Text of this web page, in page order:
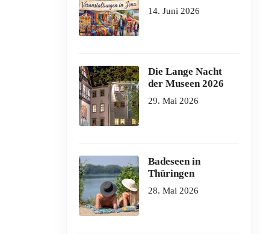
14. Juni 2026
Die Lange Nacht
der Museen 2026
29. Mai 2026
Badeseen in
Thüringen
28. Mai 2026